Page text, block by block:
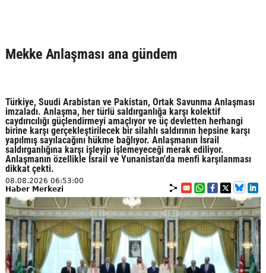
Mekke Anlaşması ana gündem
Türkiye, Suudi Arabistan ve Pakistan, Ortak Savunma Anlaşması
imzaladı. Anlaşma, her türlü saldırganlığa karşı kolektif
caydırıcılığı güçlendirmeyi amaçlıyor ve üç devletten herhangi
birine karşı gerçekleştirilecek bir silahlı saldırının hepsine karşı
yapılmış sayılacağını hükme bağlıyor. Anlaşmanın İsrail
saldırganlığına karşı işleyip işlemeyeceği merak ediliyor.
Anlaşmanın özellikle İsrail ve Yunanistan'da menfi karşılanması
dikkat çekti.
08.08.2026 06:53:00
Haber Merkezi